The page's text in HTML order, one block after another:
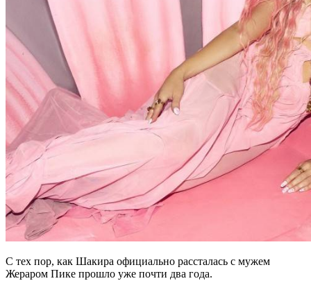
С тех пор, как Шакира официально рассталась с мужем
Жераром Пике прошло уже почти два года.